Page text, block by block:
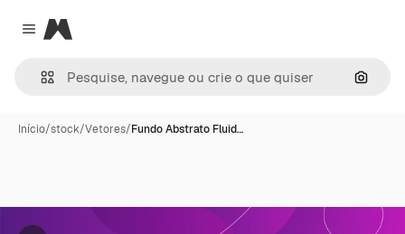
Close menu
Magnific
Início/stock/Vetores/Fundo Abstrato Fluid…